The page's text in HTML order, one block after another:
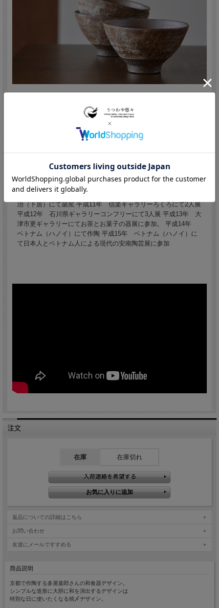
多屋嘉郎/Yoshiro Taya (Japan,Kyoto
1970 - )
昭和45年 東京都生まれ 平成05年 京都精華大学美術学部造形
学科卒 平成07年 宇治市炭山 荒木義隆氏に師事 平成11年 宇
治（下居）にて築窯 平成11年 信楽ギャラリーろくろにて2人展
平成12年 石川県ギャラリーコンフリーにて3人展 平成13年 大
津市更ギャラリーにてお茶とお菓子の器展に参加。 平成14年
ベトナム（ハノイ）にて作陶 平成15年 ベトナム（ハノイ）に
て日本人とベトナム人による現代の安南陶芸展に参加
注文
在庫 在庫切れ
返品についての詳細はこちら
お問い合わせ
友達にメールですすめる
商品説明
京都で作陶する多屋嘉郎さんの和食器デザイン。
シンプルな造形に大胆に和を演出するデザインは
特別な日に使いたくなる焼〆デザイン。